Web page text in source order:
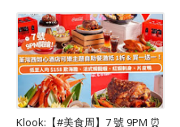
Klook:【#美食周】7 號 9PM ⏰